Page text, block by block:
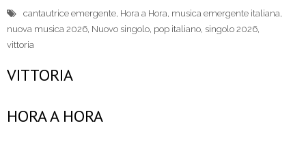
cantautrice emergente, Hora a Hora, musica emergente italiana,
nuova musica 2026, Nuovo singolo, pop italiano, singolo 2026,
vittoria
VITTORIA
HORA A HORA